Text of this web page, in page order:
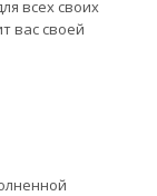
всех своих
вас своей